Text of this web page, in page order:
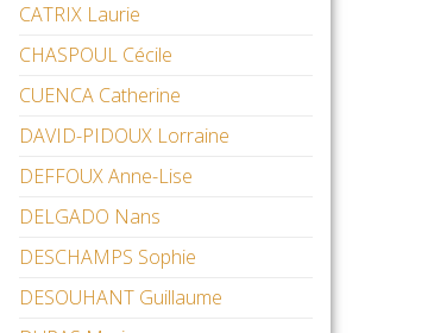
CATRIX Laurie
CHASPOUL Cécile
CUENCA Catherine
DAVID-PIDOUX Lorraine
DEFFOUX Anne-Lise
DELGADO Nans
DESCHAMPS Sophie
DESOUHANT Guillaume